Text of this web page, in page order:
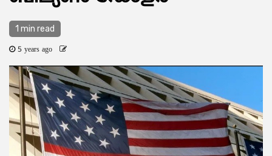
1 min read
5 years ago